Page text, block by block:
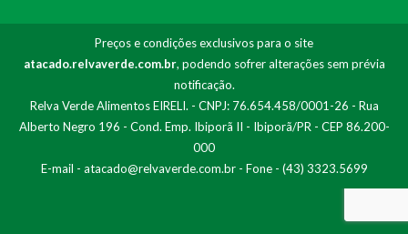
Preços e condições exclusivos para o site
atacado.relvaverde.com.br, podendo sofrer alterações sem prévia
notificação.
Relva Verde Alimentos EIRELI. - CNPJ: 76.654.458/0001-26 - Rua
Alberto Negro 196 - Cond. Emp. Ibiporã II - Ibiporã/PR - CEP 86.200-
000
E-mail - atacado@relvaverde.com.br- Fone - (43) 3323.5699